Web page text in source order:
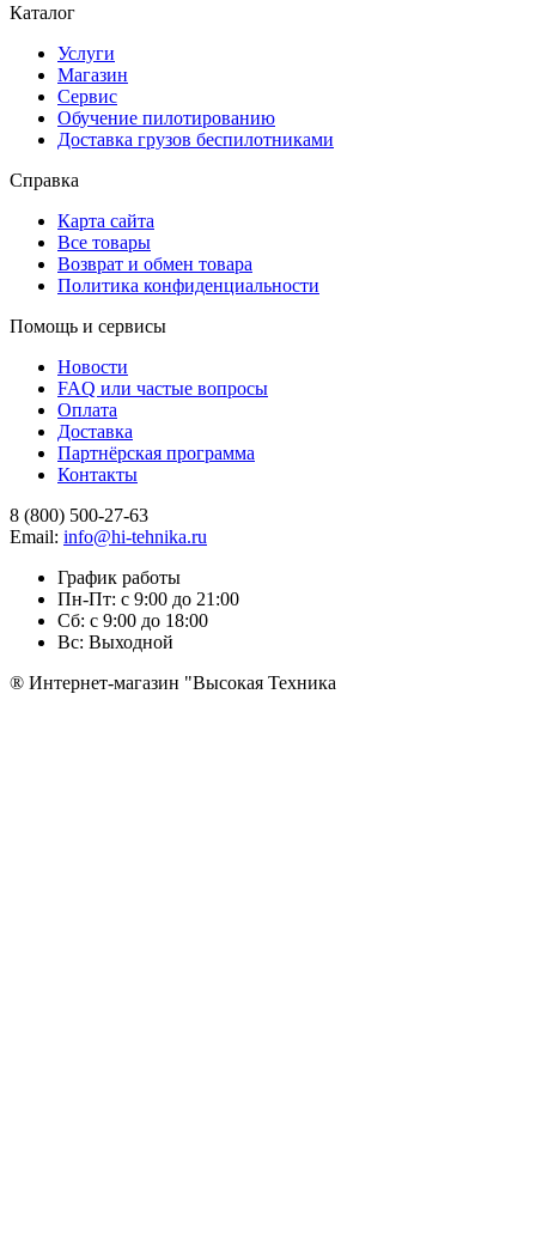
Каталог
Услуги
Магазин
Сервис
Обучение пилотированию
Доставка грузов беспилотниками
Справка
Карта сайта
Все товары
Возврат и обмен товара
Политика конфиденциальности
Помощь и сервисы
Новости
FAQ или частые вопросы
Оплата
Доставка
Партнёрская программа
Контакты
8 (800) 500-27-63
Email: info@hi-tehnika.ru
График работы
Пн-Пт: с 9:00 до 21:00
Сб: с 9:00 до 18:00
Вс: Выходной
® Интернет-магазин "Высокая Техника